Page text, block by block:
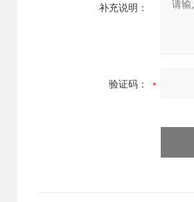
补充说明：
验证码：